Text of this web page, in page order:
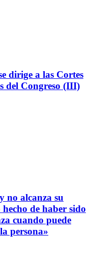
dirige a las Cortes
del Congreso (III)
no alcanza su
de haber sido
cuando puede
persona»